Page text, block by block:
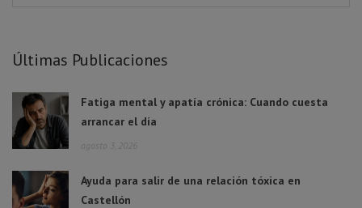
Últimas Publicaciones
Fatiga mental y apatía crónica: Cuando cuesta
arrancar el día
agosto 3, 2026
Ayuda para salir de una relación tóxica en
Castellón